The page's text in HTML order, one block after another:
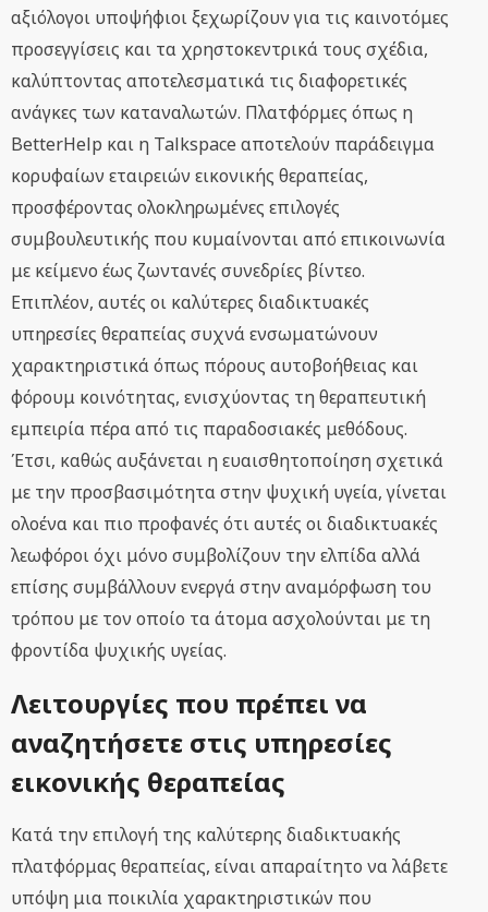
αξιόλογοι υποψήφιοι ξεχωρίζουν για τις καινοτόμες
προσεγγίσεις και τα χρηστοκεντρικά τους σχέδια,
καλύπτοντας αποτελεσματικά τις διαφορετικές
ανάγκες των καταναλωτών. Πλατφόρμες όπως η
BetterHelp και η Talkspace αποτελούν παράδειγμα
κορυφαίων εταιρειών εικονικής θεραπείας,
προσφέροντας ολοκληρωμένες επιλογές
συμβουλευτικής που κυμαίνονται από επικοινωνία
με κείμενο έως ζωντανές συνεδρίες βίντεο.
Επιπλέον, αυτές οι καλύτερες διαδικτυακές
υπηρεσίες θεραπείας συχνά ενσωματώνουν
χαρακτηριστικά όπως πόρους αυτοβοήθειας και
φόρουμ κοινότητας, ενισχύοντας τη θεραπευτική
εμπειρία πέρα από τις παραδοσιακές μεθόδους.
Έτσι, καθώς αυξάνεται η ευαισθητοποίηση σχετικά
με την προσβασιμότητα στην ψυχική υγεία, γίνεται
ολοένα και πιο προφανές ότι αυτές οι διαδικτυακές
λεωφόροι όχι μόνο συμβολίζουν την ελπίδα αλλά
επίσης συμβάλλουν ενεργά στην αναμόρφωση του
τρόπου με τον οποίο τα άτομα ασχολούνται με τη
φροντίδα ψυχικής υγείας.
Λειτουργίες που πρέπει να
αναζητήσετε στις υπηρεσίες
εικονικής θεραπείας
Κατά την επιλογή της καλύτερης διαδικτυακής
πλατφόρμας θεραπείας, είναι απαραίτητο να λάβετε
υπόψη μια ποικιλία χαρακτηριστικών που